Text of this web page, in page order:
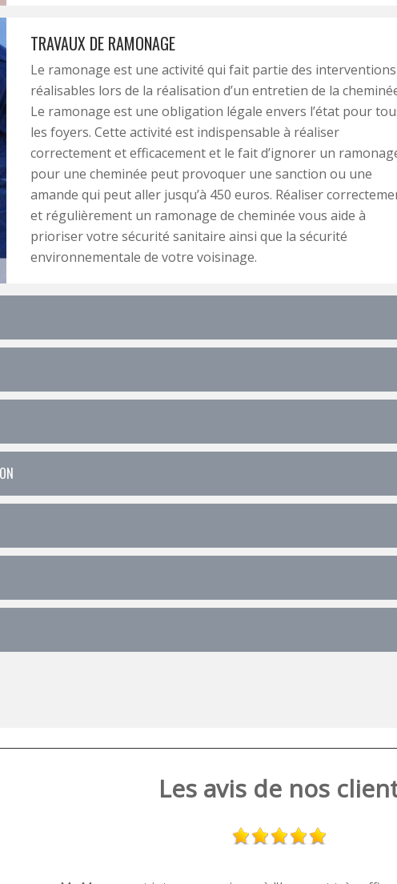
TRAVAUX DE RAMONAGE
Le ramonage est une activité qui fait partie des interventions
réalisables lors de la réalisation d’un entretien de la
Le ramonage est une obligation légale envers l’état pour
les foyers. Cette activité est indispensable à réaliser
correctement et efficacement et le fait d’ignorer un
pour une cheminée peut provoquer une sanction ou une
amande qui peut aller jusqu’à 450 euros. Réaliser
et régulièrement un ramonage de cheminée vous aide à
prioriser votre sécurité sanitaire ainsi que la sécurité
environnementale de votre voisinage.
Les avis de nos